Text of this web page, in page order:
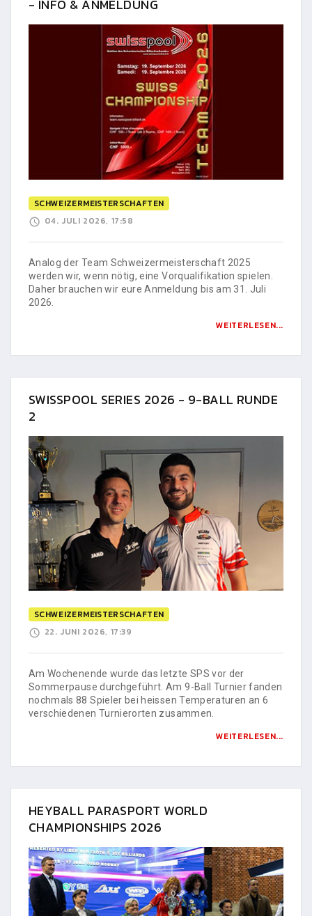
- INFO & ANMELDUNG
SCHWEIZERMEISTERSCHAFTEN
04. JULI 2026, 17:58
Analog der Team Schweizermeisterschaft 2025
werden wir, wenn nötig, eine Vorqualifikation spielen.
Daher brauchen wir eure Anmeldung bis am 31. Juli
2026.
WEITERLESEN...
SWISSPOOL SERIES 2026 - 9-BALL RUNDE
2
SCHWEIZERMEISTERSCHAFTEN
22. JUNI 2026, 17:39
Am Wochenende wurde das letzte SPS vor der
Sommerpause durchgeführt. Am 9-Ball Turnier fanden
nochmals 88 Spieler bei heissen Temperaturen an 6
verschiedenen Turnierorten zusammen.
WEITERLESEN...
HEYBALL PARASPORT WORLD
CHAMPIONSHIPS 2026